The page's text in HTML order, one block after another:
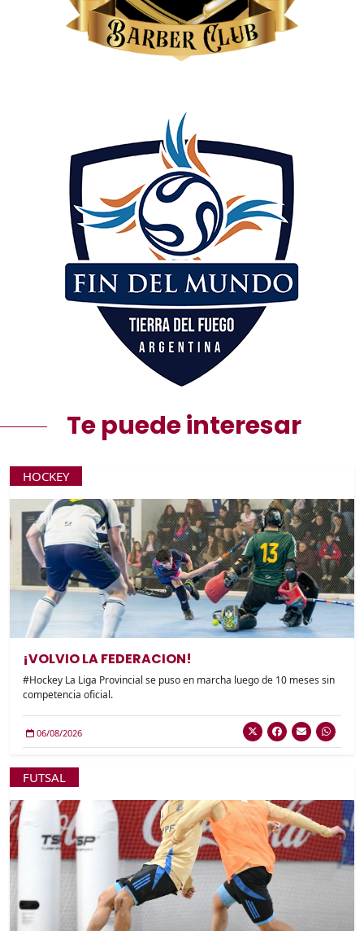
Te puede interesar
HOCKEY
¡VOLVIO LA FEDERACION!
#Hockey La Liga Provincial se puso en marcha luego de 10 meses sin
competencia oficial.
06/08/2026
FUTSAL